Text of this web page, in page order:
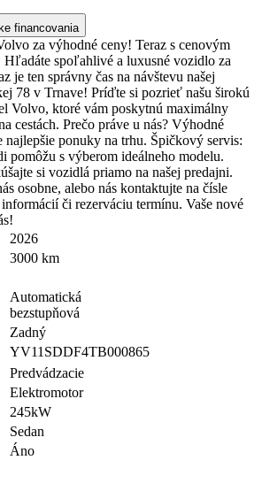
financovania
za výhodné ceny! Teraz s cenovým
spoľahlivé a luxusné vozidlo za
je ten správny čas na návštevu našej
78 v Trnave! Príďte si pozrieť našu širokú
Volvo, ktoré vám poskytnú maximálny
cestách. Prečo práve u nás? Výhodné
najlepšie ponuky na trhu. Špičkový servis:
pomôžu s výberom ideálneho modelu.
si vozidlá priamo na našej predajni.
osobne, alebo nás kontaktujte na čísle
či rezerváciu termínu. Vaše nové
2026
3000 km
Automatická
bezstupňová
Zadný
YV11SDDF4TB000865
Predvádzacie
Elektromotor
245kW
Sedan
Áno